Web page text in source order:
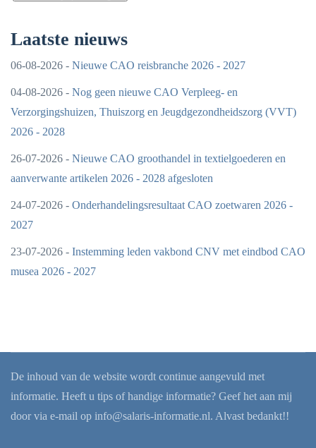
Laatste nieuws
06-08-2026 - Nieuwe CAO reisbranche 2026 - 2027
04-08-2026 - Nog geen nieuwe CAO Verpleeg- en
Verzorgingshuizen, Thuiszorg en Jeugdgezondheidszorg (VVT)
2026 - 2028
26-07-2026 - Nieuwe CAO groothandel in textielgoederen en
aanverwante artikelen 2026 - 2028 afgesloten
24-07-2026 - Onderhandelingsresultaat CAO zoetwaren 2026 -
2027
23-07-2026 - Instemming leden vakbond CNV met eindbod CAO
musea 2026 - 2027
De inhoud van de website wordt continue aangevuld met
informatie. Heeft u tips of handige informatie? Geef het aan mij
door via e-mail op info@salaris-informatie.nl. Alvast bedankt!!